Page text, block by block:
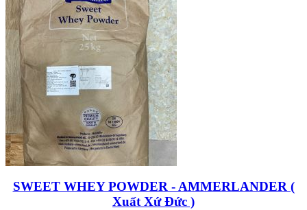
SWEET WHEY POWDER - AMMERLANDER (
Xuất Xứ Đức )